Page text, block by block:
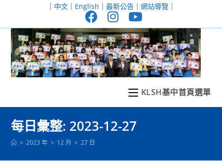
至
｜ 中文｜ English ｜ 最新公告｜ 網站導覽｜
KLSH基中首頁選單
每日彙整: 2023-12-27
> 2023 年 > 12 月 > 27 日